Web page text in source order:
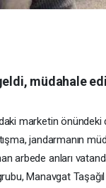
müdahale
marketin
jandarmanın
arbede anları
Manavgat